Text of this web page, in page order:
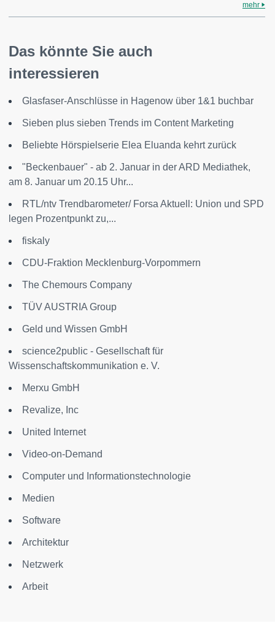
mehr
Das könnte Sie auch
interessieren
Glasfaser-Anschlüsse in Hagenow über 1&1 buchbar
Sieben plus sieben Trends im Content Marketing
Beliebte Hörspielserie Elea Eluanda kehrt zurück
"Beckenbauer" - ab 2. Januar in der ARD Mediathek,
am 8. Januar um 20.15 Uhr...
RTL/ntv Trendbarometer/ Forsa Aktuell: Union und SPD
legen Prozentpunkt zu,...
fiskaly
CDU-Fraktion Mecklenburg-Vorpommern
The Chemours Company
TÜV AUSTRIA Group
Geld und Wissen GmbH
science2public - Gesellschaft für
Wissenschaftskommunikation e. V.
Merxu GmbH
Revalize, Inc
United Internet
Video-on-Demand
Computer und Informationstechnologie
Medien
Software
Architektur
Netzwerk
Arbeit